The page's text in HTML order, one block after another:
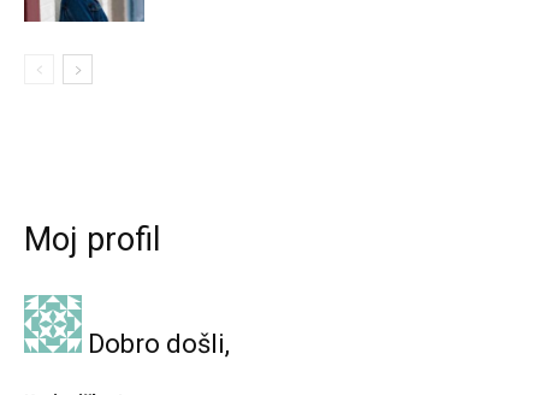
Moj profil
Dobro došli,